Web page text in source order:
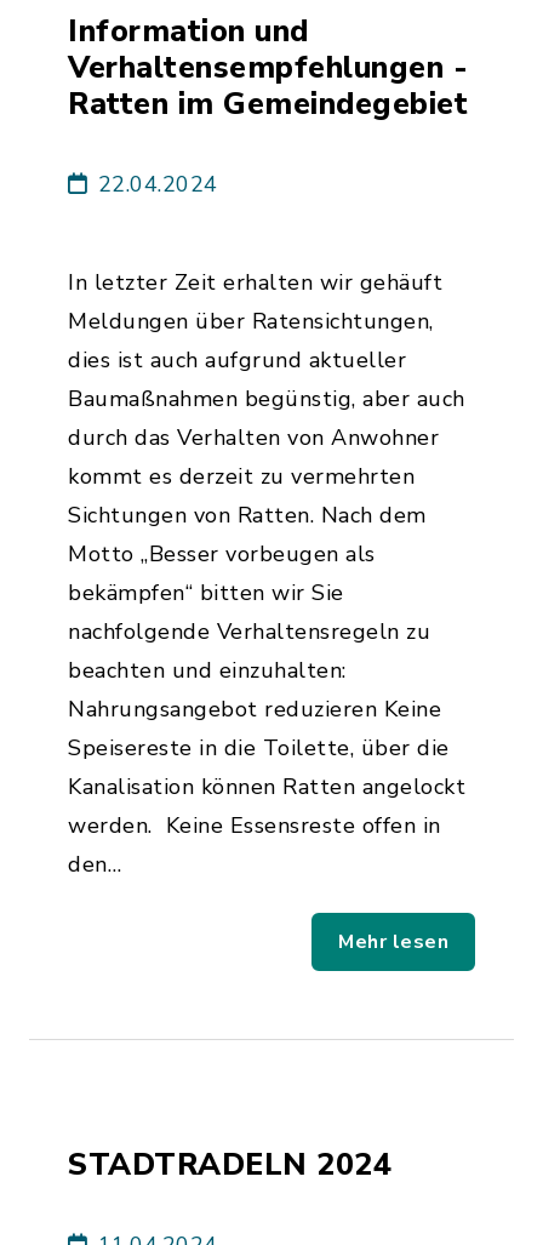
Information und
Verhaltensempfehlungen -
Ratten im Gemeindegebiet
22.04.2024
In letzter Zeit erhalten wir gehäuft
Meldungen über Ratensichtungen,
dies ist auch aufgrund aktueller
Baumaßnahmen begünstig, aber auch
durch das Verhalten von Anwohner
kommt es derzeit zu vermehrten
Sichtungen von Ratten. Nach dem
Motto „Besser vorbeugen als
bekämpfen“ bitten wir Sie
nachfolgende Verhaltensregeln zu
beachten und einzuhalten:
Nahrungsangebot reduzieren Keine
Speisereste in die Toilette, über die
Kanalisation können Ratten angelockt
werden. Keine Essensreste offen in
den…
Mehr lesen
STADTRADELN 2024